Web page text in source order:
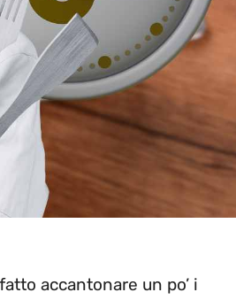
accantonare un po’ i